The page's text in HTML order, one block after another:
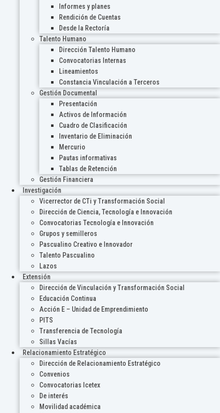
Informes y planes
Rendición de Cuentas
Desde la Rectoría
Talento Humano
Dirección Talento Humano
Convocatorias Internas
Lineamientos
Constancia Vinculación a Terceros
Gestión Documental
Presentación
Activos de Información
Cuadro de Clasificación
Inventario de Eliminación
Mercurio
Pautas informativas
Tablas de Retención
Gestión Financiera
Investigación
Vicerrector de CTi y Transformación Social
Dirección de Ciencia, Tecnología e Innovación
Convocatorias Tecnología e Innovación
Grupos y semilleros
Pascualino Creativo e Innovador
Talento Pascualino
Lazos
Extensión
Dirección de Vinculación y Transformación Social
Educación Continua
Acción E – Unidad de Emprendimiento
PITS
Transferencia de Tecnología
Sillas Vacías
Relacionamiento Estratégico
Dirección de Relacionamiento Estratégico
Convenios
Convocatorias Icetex
De interés
Movilidad académica